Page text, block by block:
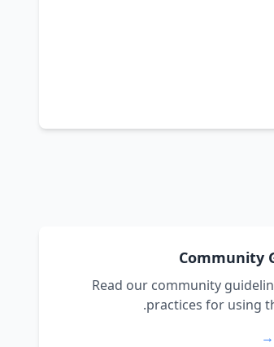
Community
Read our community
practices for using